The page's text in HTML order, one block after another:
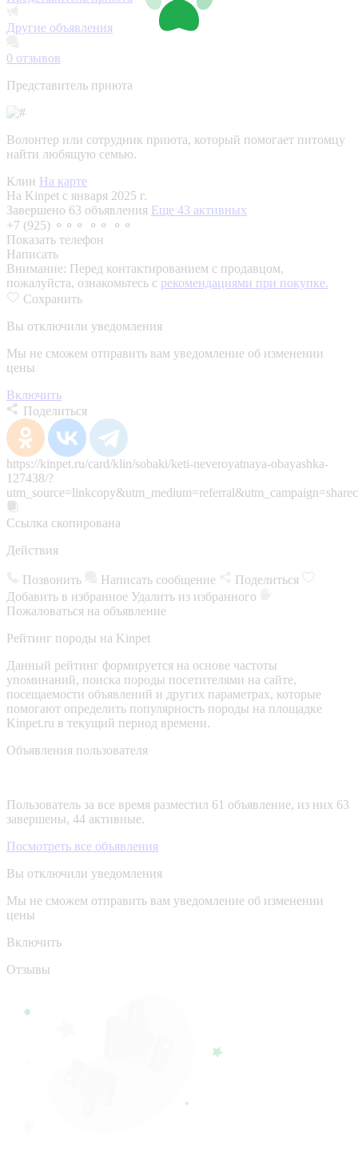
Другие объявления
0 отзывов
Представитель приюта
Волонтер или сотрудник приюта, который помогает питомцу
найти любящую семью.
Клин На карте
На Kinpet c января 2025 г.
Завершено 63 объявления Еще 43 активных
+7 (925) ⚬⚬⚬ ⚬⚬ ⚬⚬
Показать телефон
Написать
Внимание: Перед контактированием с продавцом,
пожалуйста, ознакомьтесь с рекомендациями при покупке.
Сохранить
Вы отключили уведомления
Мы не сможем отправить вам уведомление об изменении
цены
Включить
Поделиться
https://kinpet.ru/card/klin/sobaki/keti-neveroyatnaya-obayashka-
127438/?
Ссылка скопирована
Действия
Позвонить Написать сообщение
Поделиться
Добавить в избранное Удалить из избранного
Пожаловаться на объявление
Рейтинг породы на Kinpet
Данный рейтинг формируется на основе частоты
упоминаний, поиска породы посетителями на сайте,
посещаемости объявлений и других параметрах, которые
помогают определить популярность породы на площадке
Kinpet.ru в текущий период времени.
Объявления пользователя
Пользователь за все время разместил 61 объявление, из них 63
завершены, 44 активные.
Посмотреть все объявления
Вы отключили уведомления
Мы не сможем отправить вам уведомление об изменении
цены
Включить
Отзывы